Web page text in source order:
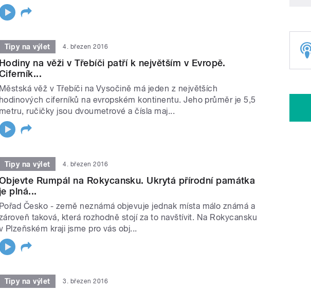
Tipy na výlet 4. březen 2016
Hodiny na věži v Třebíči patří k největším v Evropě.
Městská věž v Třebíči na Vysočině má jeden z největších
hodinových ciferníků na evropském kontinentu. Jeho průměr je 5,5
metru, ručičky jsou dvoumetrové a čísla maj...
Tipy na výlet 4. březen 2016
Rumpál na Rokycansku. Ukrytá přírodní památka
je plná...
Pořad Česko - země neznámá objevuje jednak místa málo známá a
taková, která rozhodně stojí za to navštívit. Na Rokycansku
Plzeňském kraji jsme pro vás obj...
Tipy na výlet 3. březen 2016